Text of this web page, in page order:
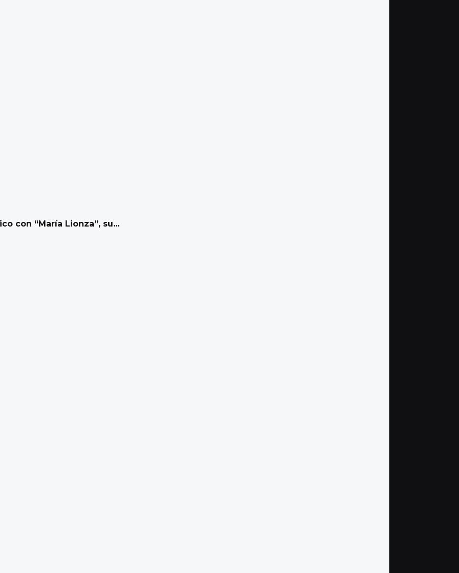
con “María Lionza”, su...